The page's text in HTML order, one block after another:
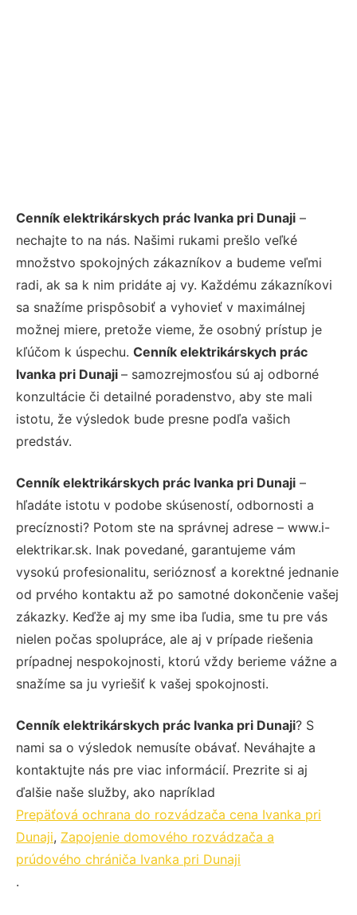
Cenník elektrikárskych prác Ivanka pri Dunaji –
nechajte to na nás. Našimi rukami prešlo veľké
množstvo spokojných zákazníkov a budeme veľmi
radi, ak sa k nim pridáte aj vy. Každému zákazníkovi
sa snažíme prispôsobiť a vyhovieť v maximálnej
možnej miere, pretože vieme, že osobný prístup je
kľúčom k úspechu. Cenník elektrikárskych prác
Ivanka pri Dunaji – samozrejmosťou sú aj odborné
konzultácie či detailné poradenstvo, aby ste mali
istotu, že výsledok bude presne podľa vašich
predstáv.
Cenník elektrikárskych prác Ivanka pri Dunaji –
hľadáte istotu v podobe skúseností, odbornosti a
precíznosti? Potom ste na správnej adrese – www.i-
elektrikar.sk. Inak povedané, garantujeme vám
vysokú profesionalitu, serióznosť a korektné jednanie
od prvého kontaktu až po samotné dokončenie vašej
zákazky. Keďže aj my sme iba ľudia, sme tu pre vás
nielen počas spolupráce, ale aj v prípade riešenia
prípadnej nespokojnosti, ktorú vždy berieme vážne a
snažíme sa ju vyriešiť k vašej spokojnosti.
Cenník elektrikárskych prác Ivanka pri Dunaji? S
nami sa o výsledok nemusíte obávať. Neváhajte a
kontaktujte nás pre viac informácií. Prezrite si aj
ďalšie naše služby, ako napríklad
Prepäťová ochrana do rozvádzača cena Ivanka pri
Dunaji, Zapojenie domového rozvádzača a
prúdového chrániča Ivanka pri Dunaji
.